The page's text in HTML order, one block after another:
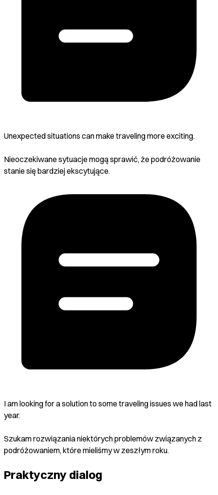
Unexpected situations can make traveling more exciting.
Nieoczekiwane sytuacje mogą sprawić, że podróżowanie
stanie się bardziej ekscytujące.
I am looking for a solution to some traveling issues we had last
year.
Szukam rozwiązania niektórych problemów związanych z
podróżowaniem, które mieliśmy w zeszłym roku.
Praktyczny dialog